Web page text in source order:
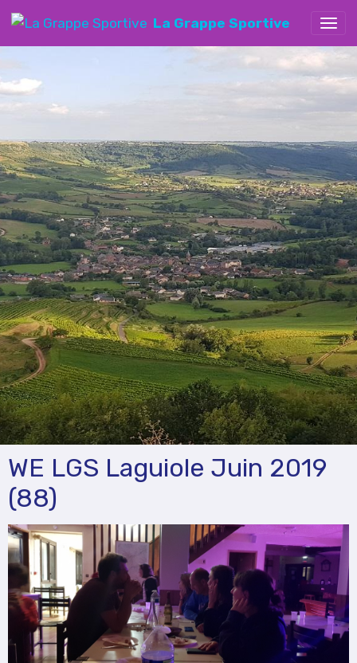
La Grappe Sportive
WE LGS Laguiole Juin 2019
(88)